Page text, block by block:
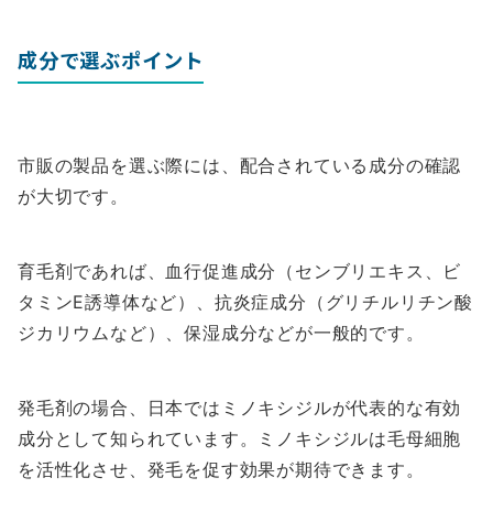
成分で選ぶポイント
市販の製品を選ぶ際には、配合されている成分の確認
が大切です。
育毛剤であれば、血行促進成分（センブリエキス、ビ
タミンE誘導体など）、抗炎症成分（グリチルリチン酸
ジカリウムなど）、保湿成分などが一般的です。
発毛剤の場合、日本ではミノキシジルが代表的な有効
成分として知られています。ミノキシジルは毛母細胞
を活性化させ、発毛を促す効果が期待できます。